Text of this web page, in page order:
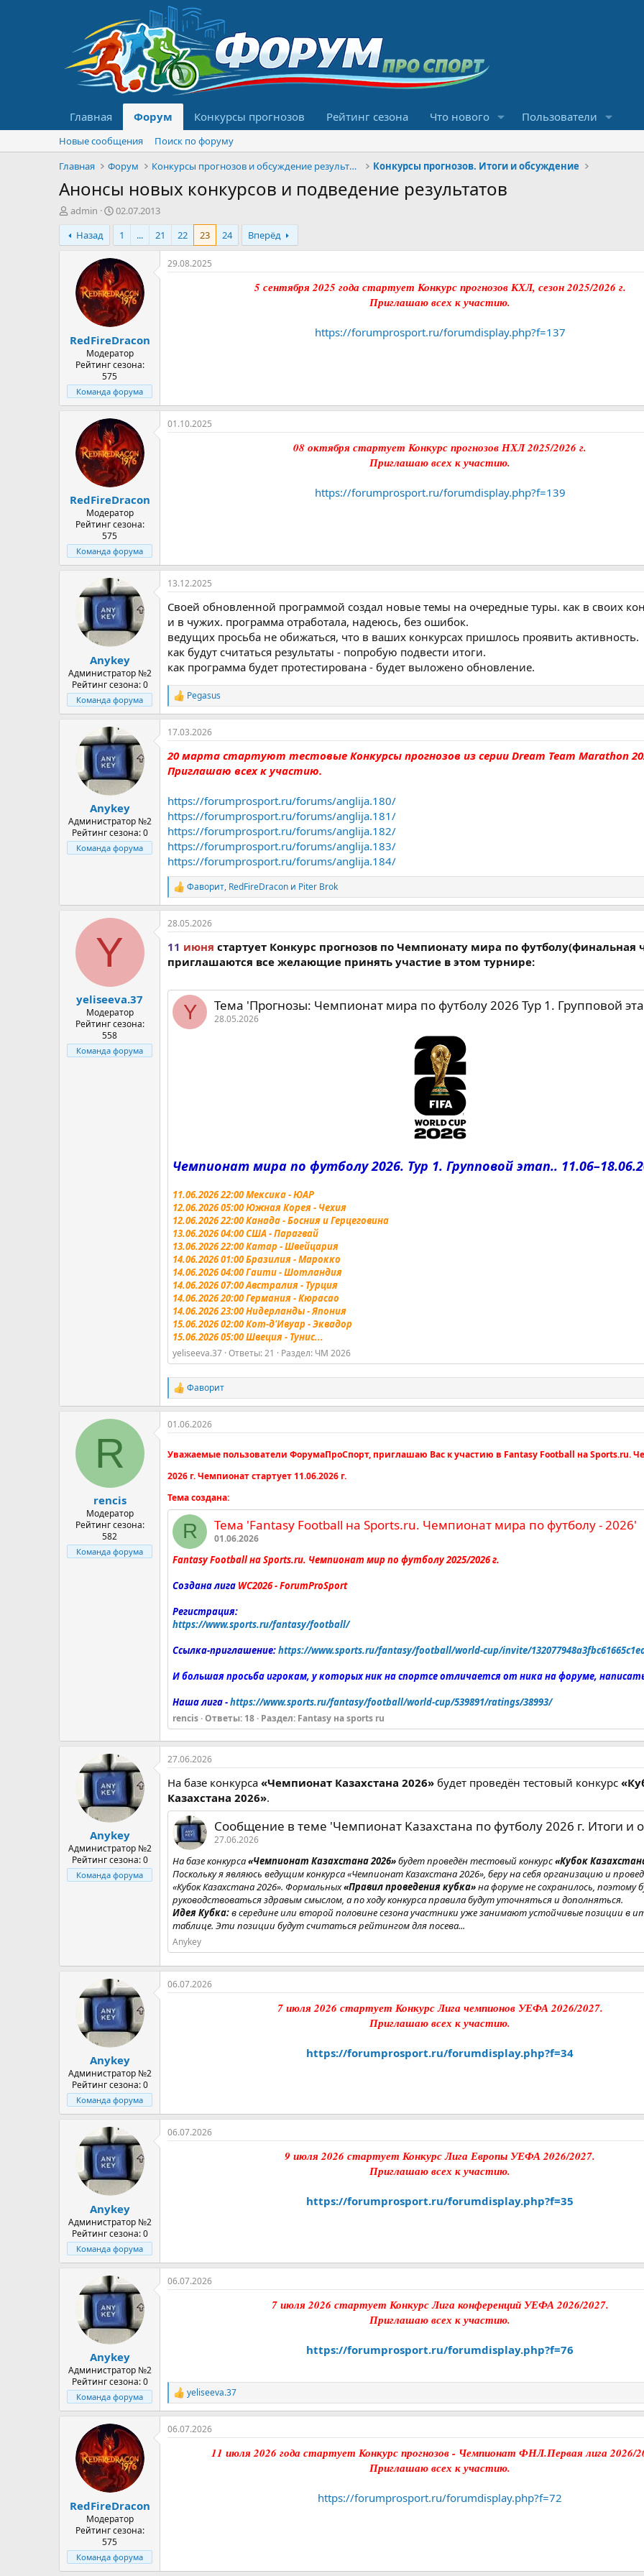
Главная Форум Конкурсы прогнозов Рейтинг сезона Что нового Пользователи
Новые сообщения
Поиск по форуму
Главная
Форум Конкурсы прогнозов и обсуждение результатов Конкурсы прогнозов. Итоги и обсуждение
Анонсы новых конкурсов и подведение результатов
А
в
т
о
м
admin
Д
а
а
н
а
ч
а
л
а
02.07.2013
Назад
1 ... 21 22 23 24 Вперёд
RedFireDracon
Модератор
Рейтинг сезона:
575
Команда форума
29.08.2025
5 сентября 2025 года стартует Конкурс прогнозов КХЛ, сезон 2025/2026 г.
Приглашаю всех к участию.
https://forumprosport.ru/forumdisplay.php?f=137
RedFireDracon
Модератор
Рейтинг сезона:
575
Команда форума
01.10.2025
08 октября стартует Конкурс прогнозов НХЛ 2025/2026 г.
Приглашаю всех к участию.
https://forumprosport.ru/forumdisplay.php?f=139
Anykey
Администратор №2
Рейтинг сезона: 0
Команда форума
13.12.2025
Своей обновленной программой создал новые темы на очередные туры. как в своих
и в чужих. программа отработала, надеюсь, без ошибок.
ведущих просьба не обижаться, что в ваших конкурсах пришлось проявить активность.
как будут считаться результаты - попробую подвести итоги.
как программа будет протестирована - будет выложено обновление.
Р
е
а
к
и
и
:
Pegasus
Anykey
Администратор №2
Рейтинг сезона: 0
Команда форума
17.03.2026
20 марта стартуют тестовые Конкурсы прогнозов из серии Dream Team Marathon
Приглашаю всех к участию.
https://forumprosport.ru/forums/anglija.180/
https://forumprosport.ru/forums/anglija.181/
https://forumprosport.ru/forums/anglija.182/
https://forumprosport.ru/forums/anglija.183/
https://forumprosport.ru/forums/anglija.184/
Р
е
а
к
и
и
Фаворит, RedFireDracon и Piter Brok
Y
yeliseeva.37
Модератор
Рейтинг сезона:
558
Команда форума
28.05.2026
11 июня стартует Конкурс прогнозов по Чемпионату мира по футболу(финальная
приглашаются все желающие принять участие в этом турнире:
Y Тема 'Прогнозы: Чемпионат мира по футболу 2026 Тур 1. Групповой этап..
28.05.2026
Чемпионат мира по футболу 2026. Тур 1. Групповой этап..
11.06.2026 22:00 Мексика - ЮАР
12.06.2026 05:00 Южная Корея - Чехия
12.06.2026 22:00 Канада - Босния и Герцеговина
13.06.2026 04:00 США - Парагвай
13.06.2026 22:00 Катар - Швейцария
14.06.2026 01:00 Бразилия - Марокко
14.06.2026 04:00 Гаити - Шотландия
14.06.2026 07:00 Австралия - Турция
14.06.2026 20:00 Германия - Кюрасао
14.06.2026 23:00 Нидерланды - Япония
15.06.2026 02:00 Кот-д'Ивуар - Эквадор
15.06.2026 05:00 Швеция - Тунис...
yeliseeva.37 Ответы: 21 Раздел: ЧМ 2026
Р
е
а
к
и
и
:
Фаворит
R
rencis
Модератор
Рейтинг сезона:
582
Команда форума
01.06.2026
Уважаемые пользователи ФорумаПроСпорт, приглашаю Вас к участию в Fantasy Football на Sports.ru.
2026 г. Чемпионат стартует 11.06.2026 г.
Тема создана:
R Тема 'Fantasy Football на Sports.ru. Чемпионат мира по футболу - 2026'
01.06.2026
Fantasy Footballна Sports.ru. Чемпионат мир по футболу 2025/2026 г.
Создана лига WC2026- ForumProSport
Регистрация:
https://www.sports.ru/fantasy/football/
Ссылка-приглашение:https://www.sports.ru/fantasy/football/world-cup/invite/
И большая просьба игрокам, у которых ник на спортсе отличается от ника на форуме,
Наша лига -https://www.sports.ru/fantasy/football/world-cup/539891/ratings/38993/
rencis Ответы: 18 Раздел: Fantasy на sports ru
Anykey
Администратор №2
Рейтинг сезона: 0
Команда форума
27.06.2026
На базе конкурса «Чемпионат Казахстана 2026» будет проведён тестовый конкурс
Казахстана 2026».
Сообщение в теме 'Чемпионат Kaзахстана по футболу 2026 г. Итоги и
27.06.2026
На базе конкурса«Чемпионат Казахстана 2026»будет проведён тестовый конкурс«Кубок
Поскольку я являюсь ведущим конкурса «Чемпионат Казахстана 2026», беру на себя организацию и
«Кубок Казахстана 2026». Формальных«Правил проведения кубка»на форуме не сохранилось, поэтому
руководствоваться здравым смыслом, а по ходу конкурса правила будут уточняться и дополняться.
Идея Кубка:в середине или второй половине сезона участники уже занимают устойчивые позиции в
таблице. Эти позиции будут считаться рейтингом для посева...
Anykey
Anykey
Администратор №2
Рейтинг сезона: 0
Команда форума
06.07.2026
7 июля 2026 стартует Конкурс Лига чемпионов УЕФА 2026/2027.
Приглашаю всех к участию.
https://forumprosport.ru/forumdisplay.php?f=34
Anykey
Администратор №2
Рейтинг сезона: 0
Команда форума
06.07.2026
9 июля 2026 стартует Конкурс Лига Европы УЕФА 2026/2027.
Приглашаю всех к участию.
https://forumprosport.ru/forumdisplay.php?f=35
Anykey
Администратор №2
Рейтинг сезона: 0
Команда форума
06.07.2026
7 июля 2026 стартует Конкурс Лига конференций УЕФА 2026/2027.
Приглашаю всех к участию.
https://forumprosport.ru/forumdisplay.php?f=76
Р
е
а
к
yeliseeva.37
RedFireDracon
Модератор
Рейтинг сезона:
575
Команда форума
06.07.2026
11 июля 2026 года стартует Конкурс прогнозов - Чемпионат ФНЛ.Первая лига 2026/
Приглашаю всех к участию.
https://forumprosport.ru/forumdisplay.php?f=72